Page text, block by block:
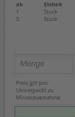
ab Einheit
1
Stück
5
Stück
Preis gilt pro
Umverpackt zu
Mindestabnahme